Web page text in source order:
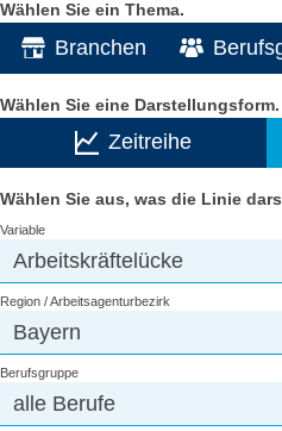
Wählen Sie ein Thema.
Branchen
Wählen Sie eine Darstellungsform.
Zeitreihe
Wählen Sie aus, was die Linie
Variable
Arbeitskräftelücke
Region / Arbeitsagenturbezirk
Bayern
Berufsgruppe
alle Berufe